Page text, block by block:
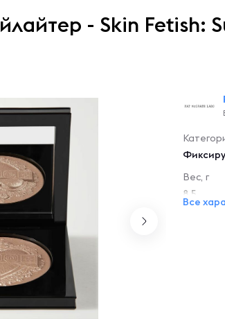
- Skin Fetish:
Вес, г
8.5
Все